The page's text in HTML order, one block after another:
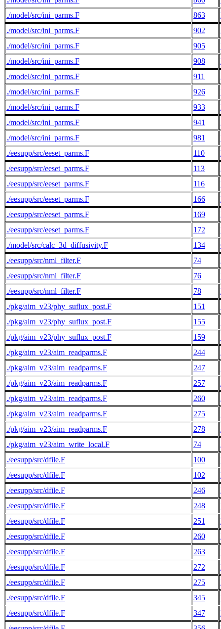
./model/src/ini_parms.F
863
./model/src/ini_parms.F
902
./model/src/ini_parms.F
905
./model/src/ini_parms.F
908
./model/src/ini_parms.F
911
./model/src/ini_parms.F
926
./model/src/ini_parms.F
933
./model/src/ini_parms.F
941
./model/src/ini_parms.F
981
./eesupp/src/eeset_parms.F
110
./eesupp/src/eeset_parms.F
113
./eesupp/src/eeset_parms.F
116
./eesupp/src/eeset_parms.F
166
./eesupp/src/eeset_parms.F
169
./eesupp/src/eeset_parms.F
172
./model/src/calc_3d_diffusivity.F
134
./eesupp/src/nml_filter.F
74
./eesupp/src/nml_filter.F
76
./eesupp/src/nml_filter.F
78
./pkg/aim_v23/phy_suflux_post.F
151
./pkg/aim_v23/phy_suflux_post.F
155
./pkg/aim_v23/phy_suflux_post.F
159
./pkg/aim_v23/aim_readparms.F
244
./pkg/aim_v23/aim_readparms.F
247
./pkg/aim_v23/aim_readparms.F
257
./pkg/aim_v23/aim_readparms.F
260
./pkg/aim_v23/aim_readparms.F
275
./pkg/aim_v23/aim_readparms.F
278
./pkg/aim_v23/aim_write_local.F
74
./eesupp/src/dfile.F
100
./eesupp/src/dfile.F
102
./eesupp/src/dfile.F
246
./eesupp/src/dfile.F
248
./eesupp/src/dfile.F
251
./eesupp/src/dfile.F
260
./eesupp/src/dfile.F
263
./eesupp/src/dfile.F
272
./eesupp/src/dfile.F
275
./eesupp/src/dfile.F
345
./eesupp/src/dfile.F
347